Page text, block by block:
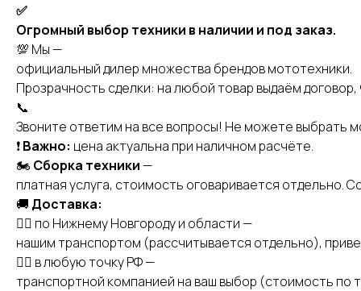
✅
Огромный выбор техники в наличии и под заказ.
💯 Мы —
официальный дилер множества брендов мототехники.
Прозрачность сделки: на любой товар выдаём договор,
📞
Звоните ответим на все вопросы! Не можете выбрать
❗️Важно: цена актуальна при наличном расчёте.
🏍 Сборка техники —
платная услуга, стоимость оговаривается отдельно.
🚚 Доставка:
👉🏻 по Нижнему Новгороду и области —
нашим транспортом (рассчитывается отдельно),
👉🏻 в любую точку РФ —
транспортной компанией на ваш выбор (стоимость по